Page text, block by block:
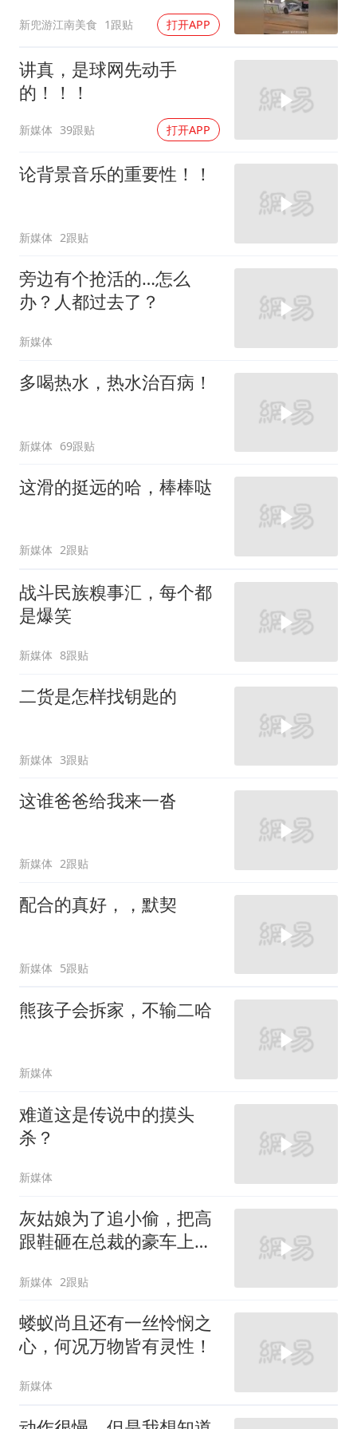
新兜游江南美食 1跟贴 打开APP
讲真，是球网先动手
的！！！
新媒体 39跟贴 打开APP
论背景音乐的重要性！！
新媒体 2跟贴
旁边有个抢活的…怎么
办？人都过去了？
新媒体
多喝热水，热水治百病！
新媒体 69跟贴
这滑的挺远的哈，棒棒哒
新媒体 2跟贴
战斗民族糗事汇，每个都
是爆笑
新媒体 8跟贴
二货是怎样找钥匙的
新媒体 3跟贴
这谁爸爸给我来一沓
新媒体 2跟贴
配合的真好，，默契
新媒体 5跟贴
熊孩子会拆家，不输二哈
新媒体
难道这是传说中的摸头
杀？
新媒体
灰姑娘为了追小偷，把高
跟鞋砸在总裁的豪车上，
新媒体 2跟贴
蝼蚁尚且还有一丝怜悯之
心，何况万物皆有灵性！
新媒体